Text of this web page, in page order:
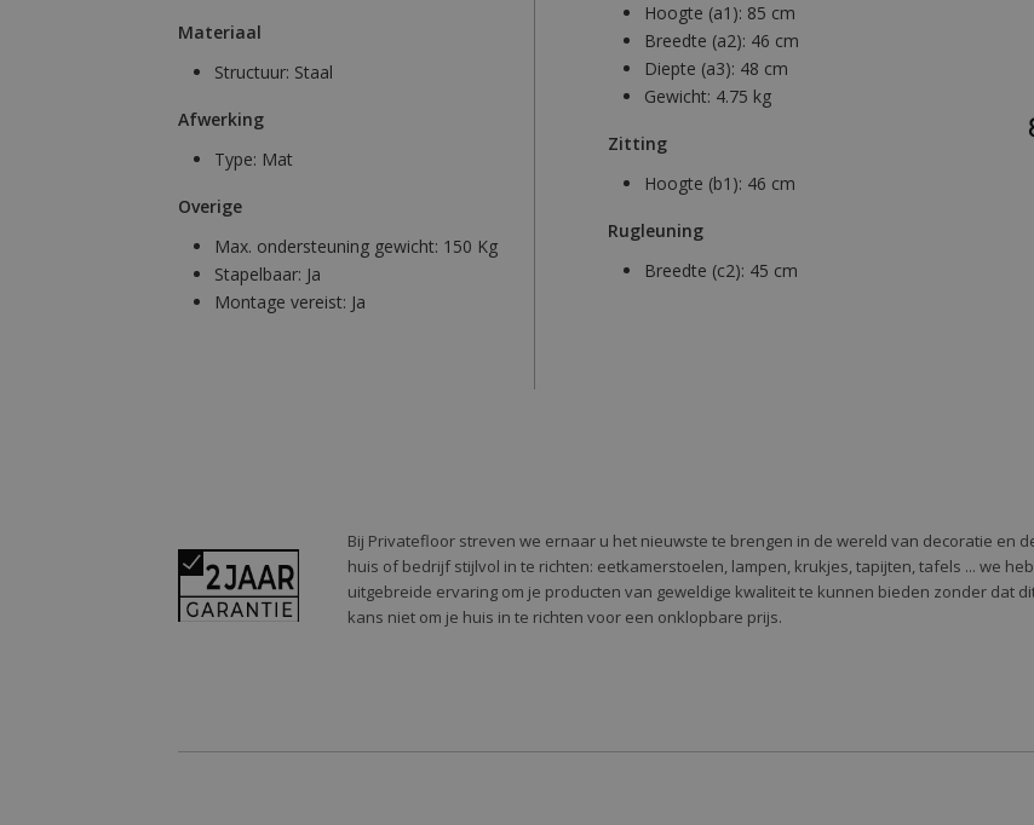
Materiaal
Structuur: Staal
Afwerking
Type: Mat
Overige
Max. ondersteuning gewicht: 150 Kg
Stapelbaar: Ja
Montage vereist: Ja
Hoogte (a1): 85 cm
Breedte (a2): 46 cm
Diepte (a3): 48 cm
Gewicht: 4.75 kg
Zitting
Hoogte (b1): 46 cm
Rugleuning
Breedte (c2): 45 cm
Bij Privatefloor streven we ernaar u het nieuwste te brengen in de wereld van decoratie en
huis of bedrijf stijlvol in te richten: eetkamerstoelen, lampen, krukjes, tapijten, tafels ... we
uitgebreide ervaring om je producten van geweldige kwaliteit te kunnen bieden zonder dat
kans niet om je huis in te richten voor een onklopbare prijs.